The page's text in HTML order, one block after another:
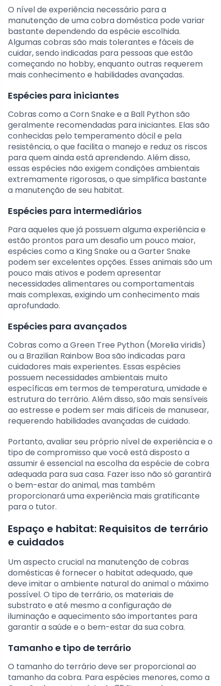
O nível de experiência necessário para a
manutenção de uma cobra doméstica pode variar
bastante dependendo da espécie escolhida.
Algumas cobras são mais tolerantes e fáceis de
cuidar, sendo indicadas para pessoas que estão
começando no hobby, enquanto outras requerem
mais conhecimento e habilidades avançadas.
Espécies para iniciantes
Cobras como a Corn Snake e a Ball Python são
geralmente recomendadas para iniciantes. Elas são
conhecidas pelo temperamento dócil e pela
resistência, o que facilita o manejo e reduz os riscos
para quem ainda está aprendendo. Além disso,
essas espécies não exigem condições ambientais
extremamente rigorosas, o que simplifica bastante
a manutenção de seu habitat.
Espécies para intermediários
Para aqueles que já possuem alguma experiência e
estão prontos para um desafio um pouco maior,
espécies como a King Snake ou a Garter Snake
podem ser excelentes opções. Esses animais são um
pouco mais ativos e podem apresentar
necessidades alimentares ou comportamentais
mais complexas, exigindo um conhecimento mais
aprofundado.
Espécies para avançados
Cobras como a Green Tree Python (Morelia viridis)
ou a Brazilian Rainbow Boa são indicadas para
cuidadores mais experientes. Essas espécies
possuem necessidades ambientais muito
específicas em termos de temperatura, umidade e
estrutura do terrário. Além disso, são mais sensíveis
ao estresse e podem ser mais difíceis de manusear,
requerendo habilidades avançadas de cuidado.
Portanto, avaliar seu próprio nível de experiência e o
tipo de compromisso que você está disposto a
assumir é essencial na escolha da espécie de cobra
adequada para sua casa. Fazer isso não só garantirá
o bem-estar do animal, mas também
proporcionará uma experiência mais gratificante
para o tutor.
Espaço e habitat: Requisitos de terrário
e cuidados
Um aspecto crucial na manutenção de cobras
domésticas é fornecer o habitat adequado, que
deve imitar o ambiente natural do animal o máximo
possível. O tipo de terrário, os materiais de
substrato e até mesmo a configuração de
iluminação e aquecimento são importantes para
garantir a saúde e o bem-estar da sua cobra.
Tamanho e tipo de terrário
O tamanho do terrário deve ser proporcional ao
tamanho da cobra. Para espécies menores, como a